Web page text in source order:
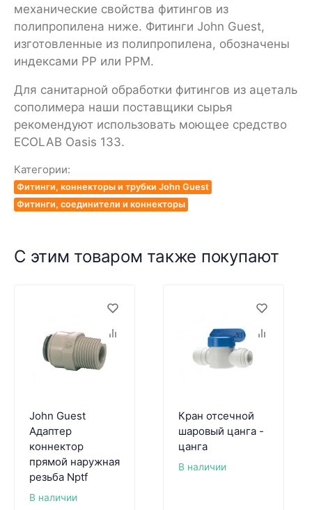
механические свойства фитингов из
полипропилена ниже. Фитинги John Guest,
изготовленные из полипропилена, обозначены
индексами PP или РРМ.
Для санитарной обработки фитингов из ацеталь
сополимера наши поставщики сырья
рекомендуют использовать моющее средство
ECOLAB Oasis 133.
Категории:
Фитинги, коннекторы и трубки John Guest
Фитинги, соединители и коннекторы
С этим товаром также покупают
John Guest
Адаптер
коннектор
прямой наружная
резьба Nptf
В наличии
Кран отсечной
шаровый цанга -
цанга
В наличии